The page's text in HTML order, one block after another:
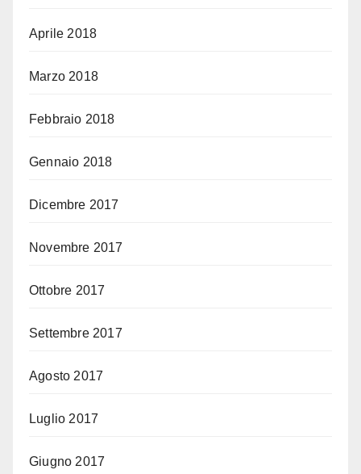
Aprile 2018
Marzo 2018
Febbraio 2018
Gennaio 2018
Dicembre 2017
Novembre 2017
Ottobre 2017
Settembre 2017
Agosto 2017
Luglio 2017
Giugno 2017